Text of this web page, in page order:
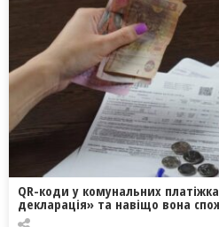
QR-коди у комунальних
декларація» та навіщо вона